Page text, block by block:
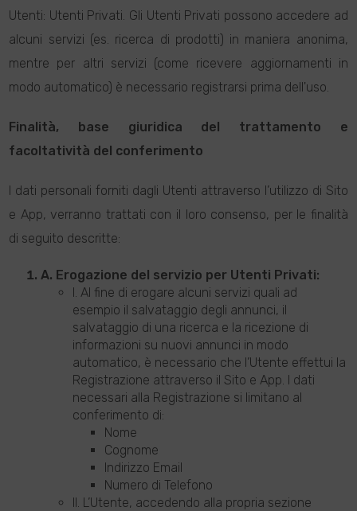
Utenti: Utenti Privati. Gli Utenti Privati possono accedere ad
alcuni servizi (es. ricerca di prodotti) in maniera anonima,
mentre per altri servizi (come ricevere aggiornamenti in
modo automatico) è necessario registrarsi prima dell'uso.
Finalità, base giuridica del trattamento e
facoltatività del conferimento
I dati personali forniti dagli Utenti attraverso l’utilizzo di Sito
e App, verranno trattati con il loro consenso, per le finalità
di seguito descritte:
A. Erogazione del servizio per Utenti Privati:
I. Al fine di erogare alcuni servizi quali ad
esempio il salvataggio degli annunci, il
salvataggio di una ricerca e la ricezione di
informazioni su nuovi annunci in modo
automatico, è necessario che l’Utente effettui la
Registrazione attraverso il Sito e App. I dati
necessari alla Registrazione si limitano al
conferimento di:
Nome
Cognome
Indirizzo Email
Numero di Telefono
II. L’Utente, accedendo alla propria sezione